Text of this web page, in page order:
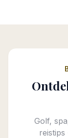
Golf,